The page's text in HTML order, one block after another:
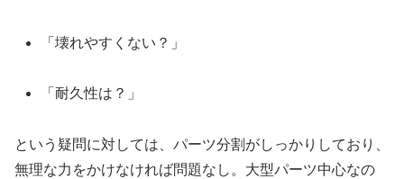
「壊れやすくない？」
「耐久性は？」
という疑問に対しては、パーツ分割がしっかりしており、
無理な力をかけなければ問題なし。大型パーツ中心なの